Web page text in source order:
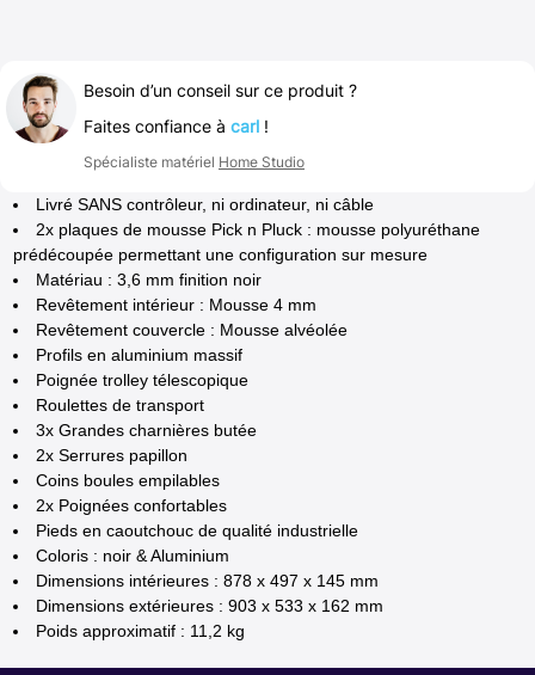
Besoin d’un conseil sur ce produit ?
Faites confiance à carl !
Spécialiste matériel Home Studio
Livré SANS contrôleur, ni ordinateur, ni câble
2x plaques de mousse Pick n Pluck : mousse polyuréthane
prédécoupée permettant une configuration sur mesure
Matériau : 3,6 mm finition noir
Revêtement intérieur : Mousse 4 mm
Revêtement couvercle : Mousse alvéolée
Profils en aluminium massif
Poignée trolley télescopique
Roulettes de transport
3x Grandes charnières butée
2x Serrures papillon
Coins boules empilables
2x Poignées confortables
Pieds en caoutchouc de qualité industrielle
Coloris : noir & Aluminium
Dimensions intérieures : 878 x 497 x 145 mm
Dimensions extérieures : 903 x 533 x 162 mm
Poids approximatif : 11,2 kg